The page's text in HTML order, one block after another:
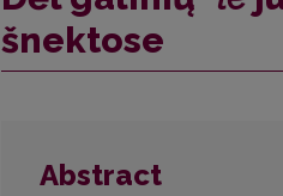
šnektose
Abstract